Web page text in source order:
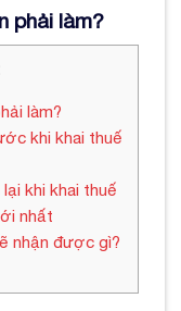
phải làm?
làm?
khi khai thuế
khi khai thuế
nhất
nhận được gì?